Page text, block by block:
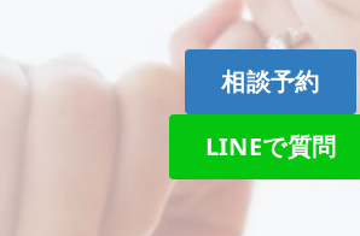
相談予約
LINEで質問